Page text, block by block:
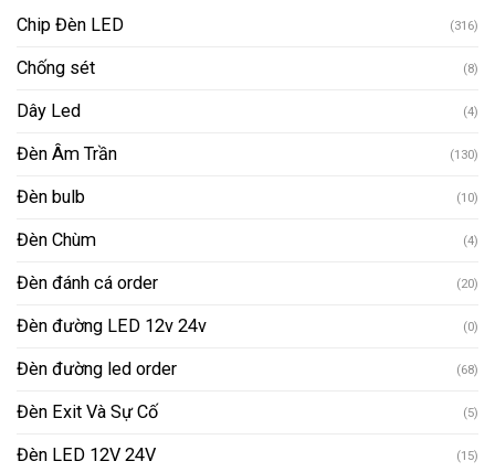
Chip Đèn LED (316)
Chống sét (8)
Dây Led (4)
Đèn Âm Trần (130)
Đèn bulb (10)
Đèn Chùm (4)
Đèn đánh cá order (20)
Đèn đường LED 12v 24v (0)
Đèn đường led order (68)
Đèn Exit Và Sự Cố (5)
Đèn LED 12V 24V (15)